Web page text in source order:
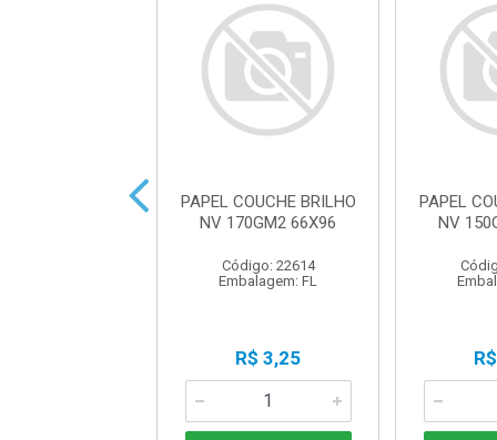
PAPEL COUCHE BRILHO
NV 170GM2 66X96
Código: 22614
Embalagem: FL
R$ 3,25
PAPEL
NV